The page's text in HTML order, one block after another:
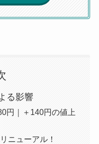
る影響
円｜＋140円の値上
ニューアル！